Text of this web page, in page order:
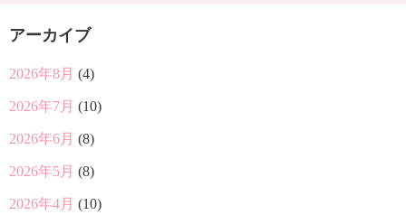
アーカイブ
2026年8月 (4)
2026年7月 (10)
2026年6月 (8)
2026年5月 (8)
2026年4月 (10)